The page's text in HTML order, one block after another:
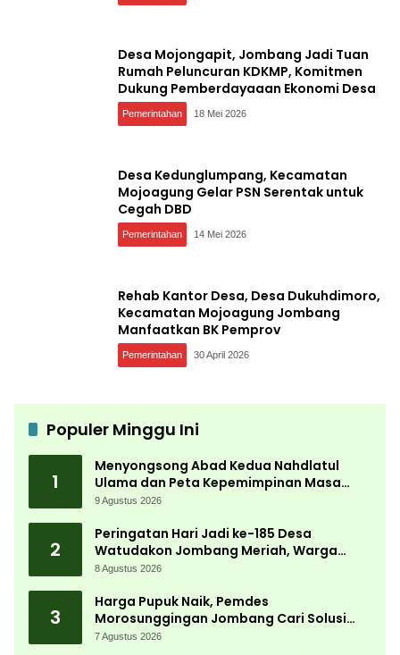
Desa Mojongapit, Jombang Jadi Tuan
Rumah Peluncuran KDKMP, Komitmen
Dukung Pemberdayaaan Ekonomi Desa
Pemerintahan 18 Mei 2026
Desa Kedunglumpang, Kecamatan
Mojoagung Gelar PSN Serentak untuk
Cegah DBD
Pemerintahan 14 Mei 2026
Rehab Kantor Desa, Desa Dukuhdimoro,
Kecamatan Mojoagung Jombang
Manfaatkan BK Pemprov
Pemerintahan 30 April 2026
Populer Minggu Ini
1
Menyongsong Abad Kedua Nahdlatul
Ulama dan Peta Kepemimpinan Masa
Depan Pasca Muktamar ke-35
9 Agustus 2026
2
Peringatan Hari Jadi ke-185 Desa
Watudakon Jombang Meriah, Warga
Tumpek Blek Padati Karnaval Budaya
8 Agustus 2026
3
Harga Pupuk Naik, Pemdes
Morosunggingan Jombang Cari Solusi
Lewat Kajian Akademik
7 Agustus 2026